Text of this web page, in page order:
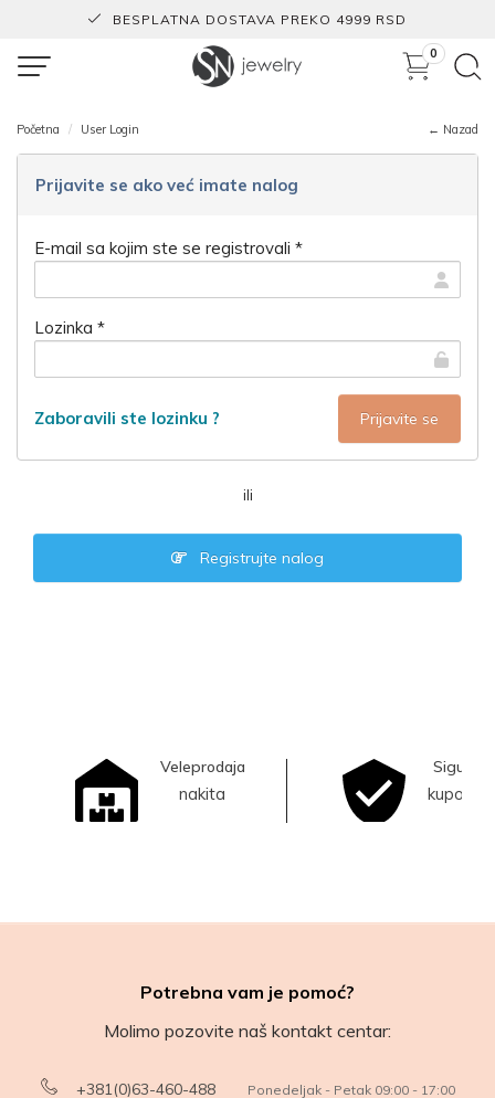
BESPLATNA DOSTAVA PREKO 4999 RSD
0
Početna User Login ← Nazad
Prijavite se ako već imate nalog
E-mail sa kojim ste se registrovali *
Lozinka *
Zaboravili ste lozinku ?
ili
Registrujte nalog
Veleprodaja
nakita
Sigurna
kupovina
Potrebna vam je pomoć?
Molimo pozovite naš kontakt centar:
+381(0)63-460-488 Ponedeljak - Petak 09:00 - 17:00